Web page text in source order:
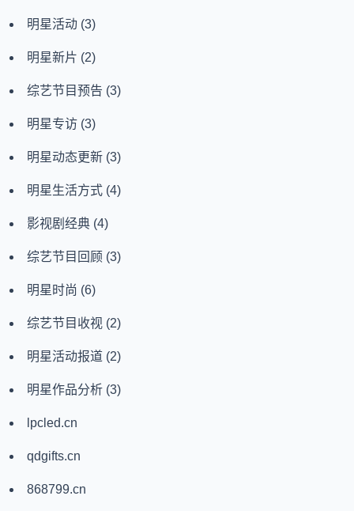
明星活动 (3)
明星新片 (2)
综艺节目预告 (3)
明星专访 (3)
明星动态更新 (3)
明星生活方式 (4)
影视剧经典 (4)
综艺节目回顾 (3)
明星时尚 (6)
综艺节目收视 (2)
明星活动报道 (2)
明星作品分析 (3)
lpcled.cn
qdgifts.cn
868799.cn